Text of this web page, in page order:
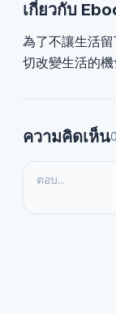
เกี่ยวกับ
為了不讓生活
切改變生活的機
ความคิดเห็น0